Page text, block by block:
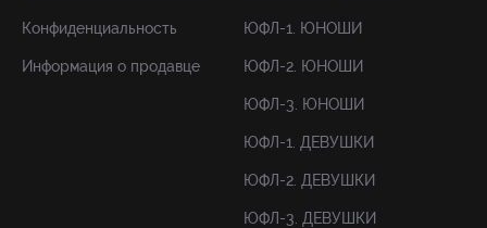
Конфиденциальность
Информация о продавце
ЮФЛ-1. ЮНОШИ
ЮФЛ-2. ЮНОШИ
ЮФЛ-3. ЮНОШИ
ЮФЛ-1. ДЕВУШКИ
ЮФЛ-2. ДЕВУШКИ
ЮФЛ-3. ДЕВУШКИ